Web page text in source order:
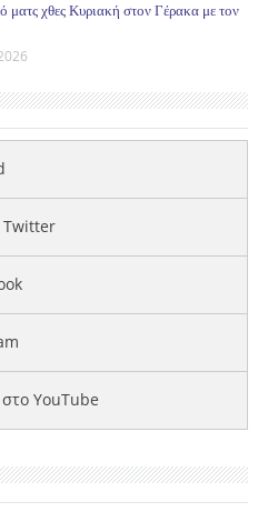
ματς χθες Κυριακή στον Γέρακα με τον
Twitter
YouTube